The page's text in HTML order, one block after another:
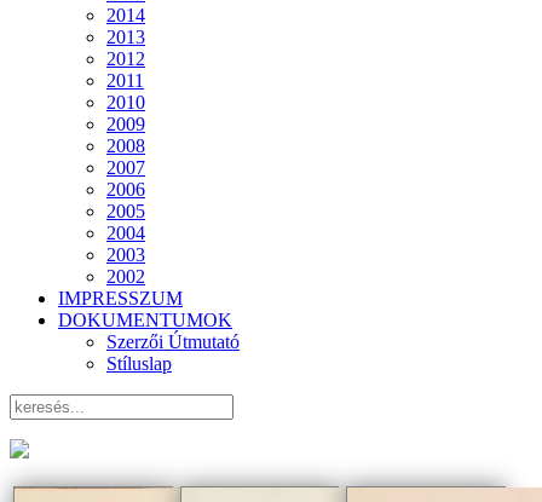
2014
2013
2012
2011
2010
2009
2008
2007
2006
2005
2004
2003
2002
IMPRESSZUM
DOKUMENTUMOK
Szerzői Útmutató
Stíluslap